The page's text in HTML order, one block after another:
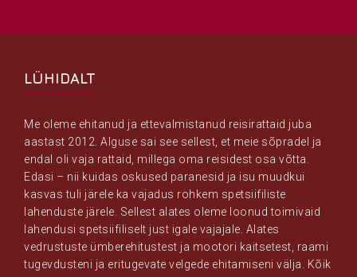
LÜHIDALT
Me oleme ehitanud ja ettevalmistanud reisirattaid juba
aastast 2012. Alguse sai see sellest, et meie sõpradel ja
endal oli vaja rattaid, millega oma reisidest osa võtta.
Edasi – nii kuidas oskused paranesid ja isu muudkui
kasvas tuli järele ka vajadus rohkem spetsiifiliste
lahenduste järele. Sellest alates oleme loonud toimivaid
lahendusi spetsiifiliselt just igale vajajale. Alates
vedrustuste ümberehitustest ja mootori kaitsetest, raami
tugevdusteni ja eritugevate velgede ehitamiseni välja. Kõik